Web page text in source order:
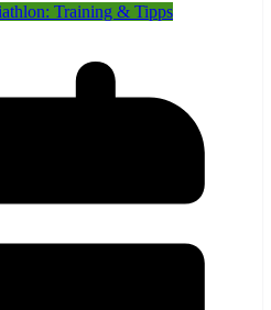
Training & Tipps